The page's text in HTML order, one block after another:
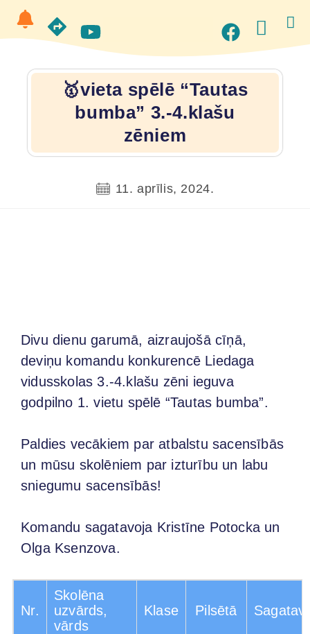
🥇vieta spēlē “Tautas
bumba” 3.-4.klašu
zēniem
11. aprīlis, 2024.
Divu dienu garumā, aizraujošā cīņā,
deviņu komandu konkurencē Liedaga
vidusskolas 3.-4.klašu zēni ieguva
godpilno 1. vietu spēlē “Tautas bumba”.
Paldies vecākiem par atbalstu sacensībās
un mūsu skolēniem par izturību un labu
sniegumu sacensībās!
Komandu sagatavoja Kristīne Potocka un
Olga Ksenzova.
Nr.
Skolēna
uzvārds,
vārds
Klase Pilsētā